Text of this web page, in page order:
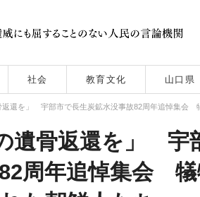
社会 教育文化 山口県
返還を」 宇部市で長生炭鉱水没事故82周年追悼集会
遺骨返還を」 宇
周年追悼集会